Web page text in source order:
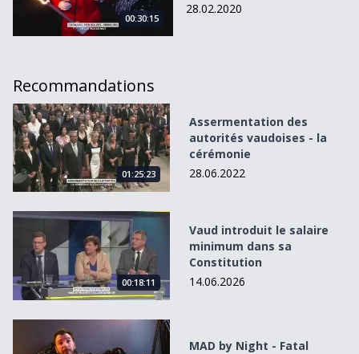
00:30:15
28.02.2020
Recommandations
Assermentation des autorités vaudoises - la cérémonie
01:25:23
Assermentation des
autorités vaudoises - la
cérémonie
28.06.2022
Vaud introduit le salaire minimum dans sa Constitution
00:18:11
Vaud introduit le salaire
minimum dans sa
Constitution
14.06.2026
MAD by Night - Fatal Bazooka
MAD by Night - Fatal